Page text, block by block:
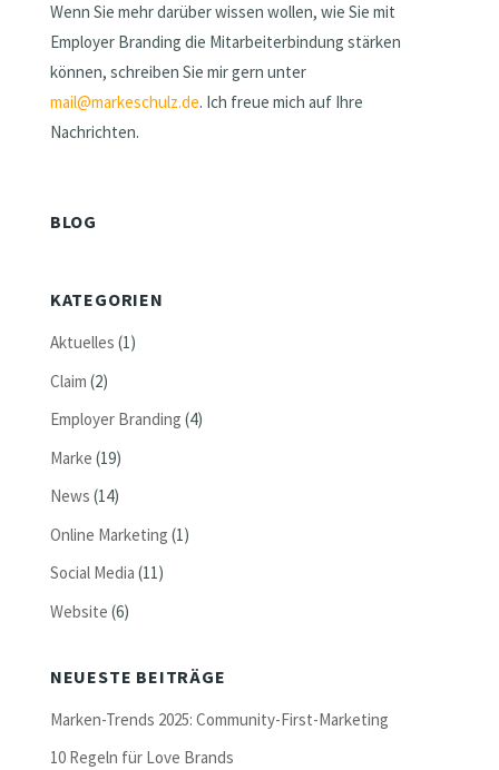
Wenn Sie mehr darüber wissen wollen, wie Sie mit
Employer Branding die Mitarbeiterbindung stärken
können, schreiben Sie mir gern unter
mail@markeschulz.de. Ich freue mich auf Ihre
Nachrichten.
BLOG
KATEGORIEN
Aktuelles (1)
Claim (2)
Employer Branding (4)
Marke (19)
News (14)
Online Marketing (1)
Social Media (11)
Website (6)
NEUESTE BEITRÄGE
Marken-Trends 2025: Community-First-Marketing
10 Regeln für Love Brands